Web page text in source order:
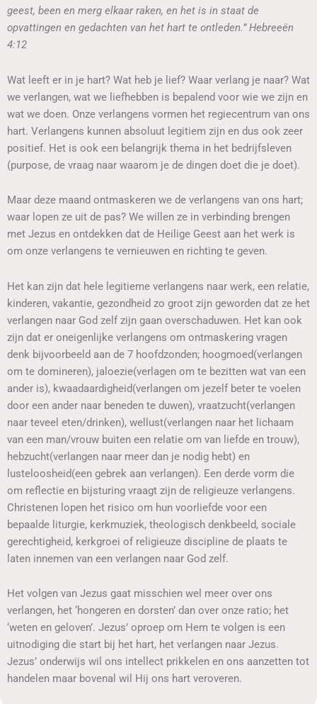
geest, been en merg elkaar raken, en het is in staat de
opvattingen en gedachten van het hart te ontleden.” Hebreeën
4:12
Wat leeft er in je hart? Wat heb je lief? Waar verlang je naar? Wat
we verlangen, wat we liefhebben is bepalend voor wie we zijn en
wat we doen. Onze verlangens vormen het regiecentrum van ons
hart. Verlangens kunnen absoluut legitiem zijn en dus ook zeer
positief. Het is ook een belangrijk thema in het bedrijfsleven
(purpose, de vraag naar waarom je de dingen doet die je doet).
Maar deze maand ontmaskeren we de verlangens van ons hart;
waar lopen ze uit de pas? We willen ze in verbinding brengen
met Jezus en ontdekken dat de Heilige Geest aan het werk is
om onze verlangens te vernieuwen en richting te geven.
Het kan zijn dat hele legitieme verlangens naar werk, een relatie,
kinderen, vakantie, gezondheid zo groot zijn geworden dat ze het
verlangen naar God zelf zijn gaan overschaduwen. Het kan ook
zijn dat er oneigenlijke verlangens om ontmaskering vragen
denk bijvoorbeeld aan de 7 hoofdzonden; hoogmoed(verlangen
om te domineren), jaloezie(verlagen om te bezitten wat van een
ander is), kwaadaardigheid(verlangen om jezelf beter te voelen
door een ander naar beneden te duwen), vraatzucht(verlangen
naar teveel eten/drinken), wellust(verlangen naar het lichaam
van een man/vrouw buiten een relatie om van liefde en trouw),
hebzucht(verlangen naar meer dan je nodig hebt) en
lusteloosheid(een gebrek aan verlangen). Een derde vorm die
om reflectie en bijsturing vraagt zijn de religieuze verlangens.
Christenen lopen het risico om hun voorliefde voor een
bepaalde liturgie, kerkmuziek, theologisch denkbeeld, sociale
gerechtigheid, kerkgroei of religieuze discipline de plaats te
laten innemen van een verlangen naar God zelf.
Het volgen van Jezus gaat misschien wel meer over ons
verlangen, het ‘hongeren en dorsten’ dan over onze ratio; het
‘weten en geloven’. Jezus’ oproep om Hem te volgen is een
uitnodiging die start bij het hart, het verlangen naar Jezus.
Jezus’ onderwijs wil ons intellect prikkelen en ons aanzetten tot
handelen maar bovenal wil Hij ons hart veroveren.